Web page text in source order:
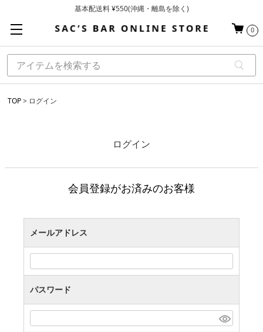
基本配送料 ¥550(沖縄・離島を除く)
お買い上げ合計¥3,980以上で送料無料
0
TOP ログイン
ログイン
会員登録がお済みのお客様
メールアドレス
パスワード